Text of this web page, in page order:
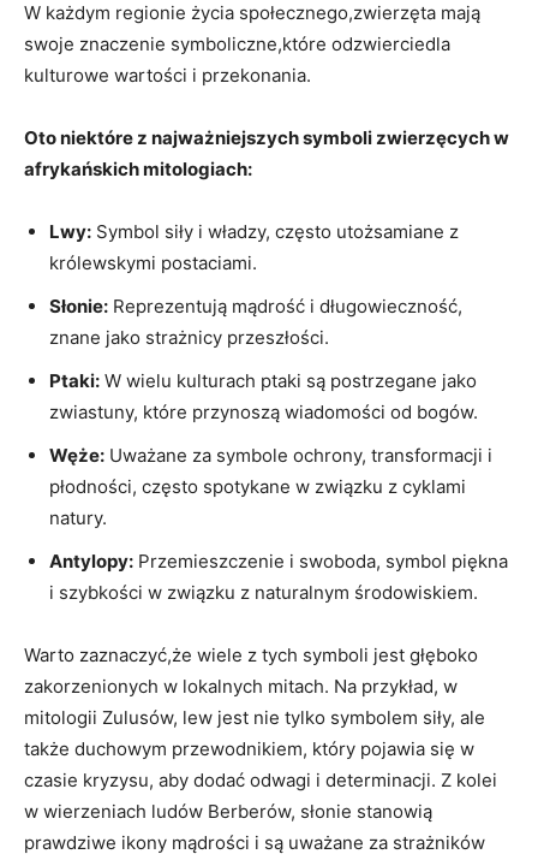
W każdym regionie życia społecznego,zwierzęta mają
swoje znaczenie symboliczne,które odzwierciedla
kulturowe wartości i przekonania.
Oto niektóre z najważniejszych symboli zwierzęcych w
afrykańskich mitologiach:
Lwy: Symbol siły i władzy, często utożsamiane z
królewskymi postaciami.
Słonie: Reprezentują mądrość i długowieczność,
znane jako strażnicy przeszłości.
Ptaki: W wielu kulturach ptaki są postrzegane jako
zwiastuny, które przynoszą wiadomości od bogów.
Węże: Uważane za symbole ochrony, transformacji i
płodności, często spotykane w związku z cyklami
natury.
Antylopy: Przemieszczenie i swoboda, symbol piękna
i szybkości w związku z naturalnym środowiskiem.
Warto zaznaczyć,że wiele z tych symboli jest głęboko
zakorzenionych w lokalnych mitach. Na przykład, w
mitologii Zulusów, lew jest nie tylko symbolem siły, ale
także duchowym przewodnikiem, który pojawia się w
czasie kryzysu, aby dodać odwagi i determinacji. Z kolei
w wierzeniach ludów Berberów, słonie stanowią
prawdziwe ikony mądrości i są uważane za strażników